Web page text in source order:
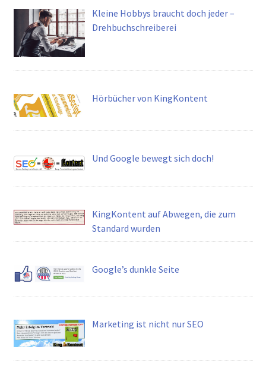
Kleine Hobbys braucht doch jeder –
Drehbuchschreiberei
Hörbücher von KingKontent
Und Google bewegt sich doch!
KingKontent auf Abwegen, die zum
Standard wurden
Google’s dunkle Seite
Marketing ist nicht nur SEO